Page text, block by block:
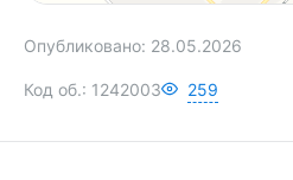
Опубликовано: 28.05.2026
Код об.: 1242003 259